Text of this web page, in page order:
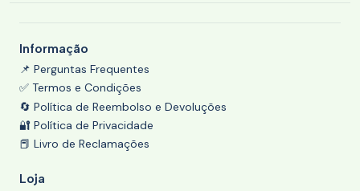
Informação
📌 Perguntas Frequentes
✅ Termos e Condições
🔄 Política de Reembolso e Devoluções
🔐 Política de Privacidade
📕 Livro de Reclamações
Loja